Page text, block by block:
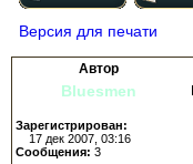
Версия для печати
Автор
Bluesmen
Зарегистрирован:
17 дек 2007, 03:16
Сообщения: 3